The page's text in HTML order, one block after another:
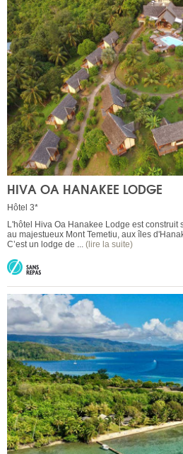
HIVA OA HANAKEE LODGE
Hôtel 3*
L'hôtel Hiva Oa Hanakee Lodge est construit
au majestueux Mont Temetiu, aux îles
C’est un lodge de ... (lire la suite)